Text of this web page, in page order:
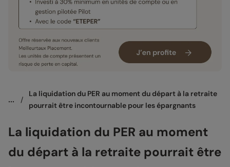
... /
La liquidation du PER au moment du départ à la retraite
pourrait être incontournable pour les épargnants
La liquidation du PER au moment
du départ à la retraite pourrait être